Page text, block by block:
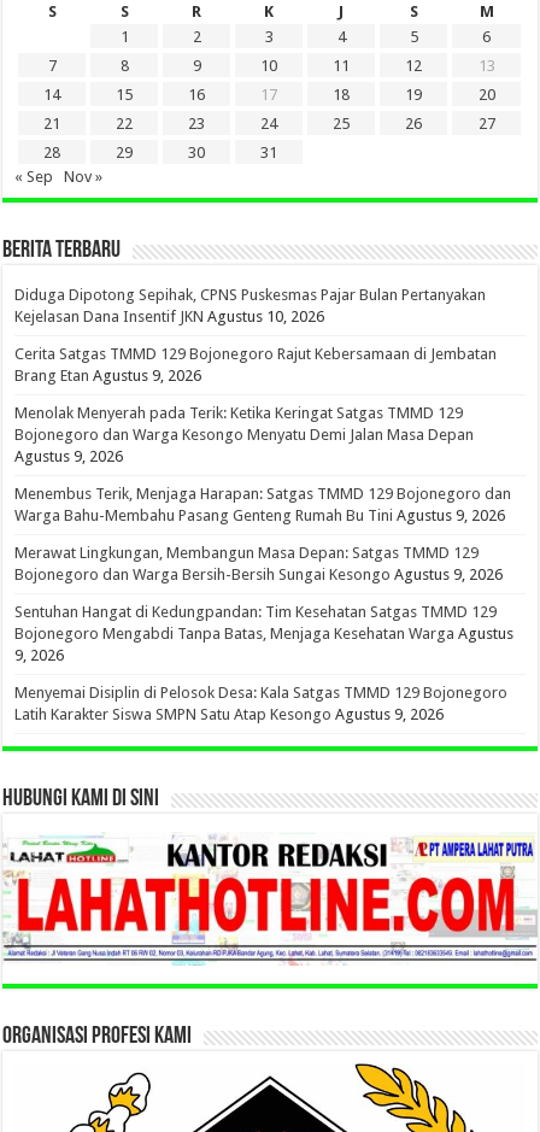
S
S R K J S
M
1
2 3 4 5
6
7
8 9 10 11 12
13
14
15 16 17 18 19
20
21
22 23 24 25 26
27
28
29 30
31
« Sep
Nov »
BERITA TERBARU
Diduga Dipotong Sepihak, CPNS Puskesmas Pajar Bulan Pertanyakan
Kejelasan Dana Insentif JKN Agustus 10, 2026
Cerita Satgas TMMD 129 Bojonegoro Rajut Kebersamaan di Jembatan
Brang Etan Agustus 9, 2026
Menolak Menyerah pada Terik: Ketika Keringat Satgas TMMD 129
Bojonegoro dan Warga Kesongo Menyatu Demi Jalan Masa Depan
Agustus 9, 2026
Menembus Terik, Menjaga Harapan: Satgas TMMD 129 Bojonegoro dan
Warga Bahu-Membahu Pasang Genteng Rumah Bu Tini Agustus 9, 2026
Merawat Lingkungan, Membangun Masa Depan: Satgas TMMD 129
Bojonegoro dan Warga Bersih-Bersih Sungai Kesongo Agustus 9, 2026
Sentuhan Hangat di Kedungpandan: Tim Kesehatan Satgas TMMD 129
Bojonegoro Mengabdi Tanpa Batas, Menjaga Kesehatan Warga Agustus
9, 2026
Menyemai Disiplin di Pelosok Desa: Kala Satgas TMMD 129 Bojonegoro
Latih Karakter Siswa SMPN Satu Atap Kesongo Agustus 9, 2026
HUBUNGI KAMI DI SINI
ORGANISASI PROFESI KAMI